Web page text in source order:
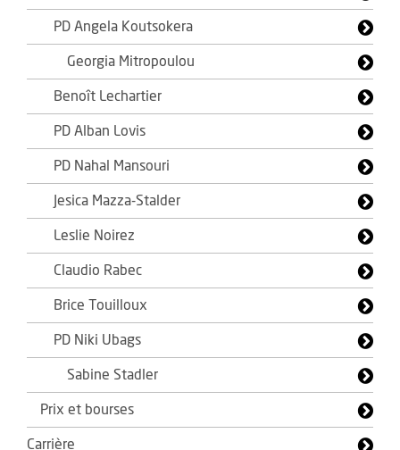
PD Angela Koutsokera
Georgia Mitropoulou
Benoît Lechartier
PD Alban Lovis
PD Nahal Mansouri
Jesica Mazza-Stalder
Leslie Noirez
Claudio Rabec
Brice Touilloux
PD Niki Ubags
Sabine Stadler
Prix et bourses
Carrière